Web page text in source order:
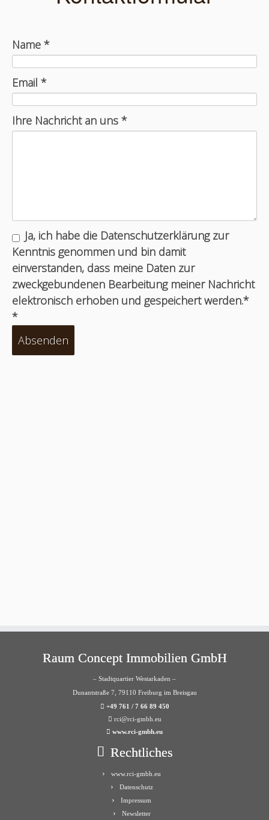
Name *
Email *
Ihre Nachricht an uns *
Ja, ich habe die Datenschutzerklärung zur
Kenntnis genommen und bin damit
einverstanden, dass meine Daten zur
zweckgebundenen Bearbeitung meiner Nachricht
elektronisch erhoben und gespeichert werden.*
*
Raum Concept Immobilien GmbH
– Stadtquartier Westarkaden –
Dunantstraße 7, 79110 Freiburg im Breisgau
+49 761 / 7 66 89 450
rci@rci-gmbh.eu
www.rci-gmbh.eu
Rechtliches
www.rci-gmbh.eu
Datenschutz
Impressum
Newsletter